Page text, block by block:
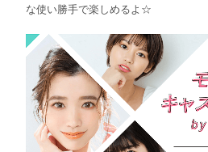
な使い勝手で楽しめるよ☆